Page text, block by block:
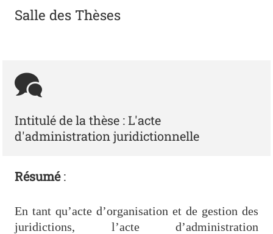
Salle des Thèses
Intitulé de la thèse : L'acte
d'administration juridictionnelle
Résumé:
En tant qu’acte d’organisation et de gestion des
juridictions, l’acte d’administration